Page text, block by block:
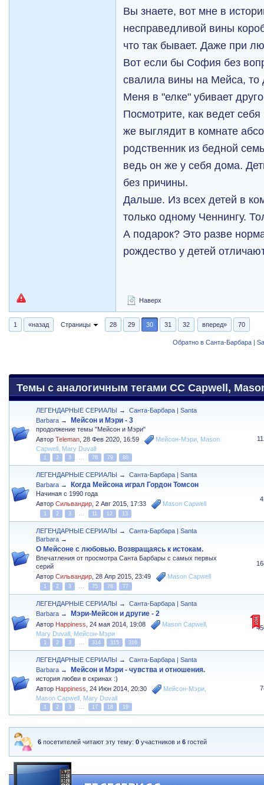
Вы знаете, вот мне в
несправедливой вины
что так бывает. Даже при
Вот если бы София без
свалила вины на Мейса, то
Меня в "елке" убивает
Посмотрите, как ведет
же выглядит в комнате
родственник из бедной
ведь он же у себя дома.
без причины.
Дальше. Из всех детей в
только одному Ченнингу.
А подарок? Это разве
рождество у детей
Наверх
1 «назад Страницы 28 29 30 31 32 вперед» 70
Обратно в Санта-Барбара |
Темы с аналогичным тегами CC Capwell,
ЛЕГЕНДАРНЫЕ СЕРИАЛЫ →
Санта-Барбара | Santa
Barbara → Мейсон и Мэри - 3
продолжение темы "Мейсон и Мэри"
АвторTeleman ,28 Фев 2020, 16:59 Мейсон-Мэри Mason
Capwell Mary Duvall
1 2 3 ... 78 79 80
ЛЕГЕНДАРНЫЕ СЕРИАЛЫ →
Санта-Барбара | Santa
Barbara → Когда Мейсона играл Гордон Томсон
Начиная с 1990 года
АвторСильвандир ,2 Авг 2015, 17:33 Mason Capwell
1 2 3 ... 11 12 13
ЛЕГЕНДАРНЫЕ СЕРИАЛЫ →
Санта-Барбара | Santa
Barbara →
О Мейсоне с любовью. Возвращаясь к истокам.
Впечатления от просмотра Санта Барбары с самых первых
серий
АвторСильвандир ,28 Апр 2015, 23:49 Mason Capwell
1 2 3 ... 75 76 77
ЛЕГЕНДАРНЫЕ СЕРИАЛЫ →
Санта-Барбара | Santa
Barbara → Мэри-Мейсон и другие - 2
Автор Happiness ,24 мая 2014, 19:08 Mason Capwell
Mary Duvall Мейсон-Мэри
1 2 3 ... 314 315 316
ЛЕГЕНДАРНЫЕ СЕРИАЛЫ →
Санта-Барбара | Santa
Barbara → Мейсон и Мэри - чувства и отношения.
история любви в скринах :)
Автор Happiness ,24 Июн 2014, 20:30 Мейсон-Мэри
Mason Capwell Mary Duvall
1 2 3 ... 17 18 19
6 посетителей читают эту тему:0 участников и6 гостей